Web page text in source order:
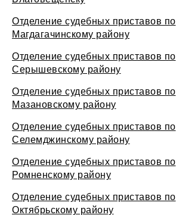
Отделение судебных приставов по
Магдагачинскому району
Отделение судебных приставов по
Серышевскому району
Отделение судебных приставов по
Мазановскому району
Отделение судебных приставов по
Селемджинскому району
Отделение судебных приставов по
Ромненскому району
Отделение судебных приставов по
Октябрьскому району